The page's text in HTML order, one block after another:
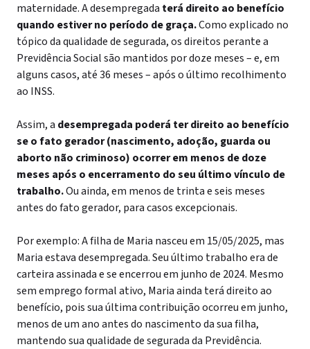
maternidade.A desempregada terá direito ao benefício
quando estiver no período de graça.Como explicado no
tópico da qualidade de segurada, os direitos perante a
Previdência Social são mantidos por doze meses – e, em
alguns casos, até 36 meses – após o último recolhimento
ao INSS.
Assim, a desempregada poderá ter direito ao benefício
se o fato gerador (nascimento, adoção, guarda ou
aborto não criminoso) ocorrer em menos de doze
meses após o encerramento do seu último vínculo de
trabalho.Ou ainda, em menos de trinta e seis meses
antes do fato gerador, para casos excepcionais.
Por exemplo: A filha de Maria nasceu em 15/05/2025, mas
Maria estava desempregada. Seu último trabalho era de
carteira assinada e se encerrou em junho de 2024. Mesmo
sem emprego formal ativo, Maria ainda terá direito ao
benefício, pois sua última contribuição ocorreu em junho,
menos de um ano antes do nascimento da sua filha,
mantendo sua qualidade de segurada da Previdência.